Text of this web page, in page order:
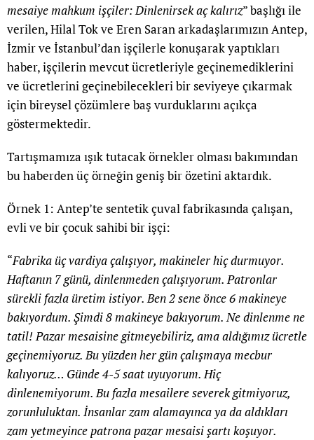
mesaiye mahkum işçiler: Dinlenirsek aç kalırız” başlığı ile
verilen, Hilal Tok ve Eren Saran arkadaşlarımızın Antep,
İzmir ve İstanbul’dan işçilerle konuşarak yaptıkları
haber, işçilerin mevcut ücretleriyle geçinemediklerini
ve ücretlerini geçinebilecekleri bir seviyeye çıkarmak
için bireysel çözümlere baş vurduklarını açıkça
göstermektedir.
Tartışmamıza ışık tutacak örnekler olması bakımından
bu haberden üç örneğin geniş bir özetini aktardık.
Örnek 1: Antep’te sentetik çuval fabrikasında çalışan,
evli ve bir çocuk sahibi bir işçi:
“Fabrika üç vardiya çalışıyor, makineler hiç durmuyor.
Haftanın 7 günü, dinlenmeden çalışıyorum. Patronlar
sürekli fazla üretim istiyor. Ben 2 sene önce 6 makineye
bakıyordum. Şimdi 8 makineye bakıyorum. Ne dinlenme ne
tatil! Pazar mesaisine gitmeyebiliriz, ama aldığımız ücretle
geçinemiyoruz. Bu yüzden her gün çalışmaya mecbur
kalıyoruz… Günde 4-5 saat uyuyorum. Hiç
dinlenemiyorum. Bu fazla mesailere severek gitmiyoruz,
zorunluluktan. İnsanlar zam alamayınca ya da aldıkları
zam yetmeyince patrona pazar mesaisi şartı koşuyor.